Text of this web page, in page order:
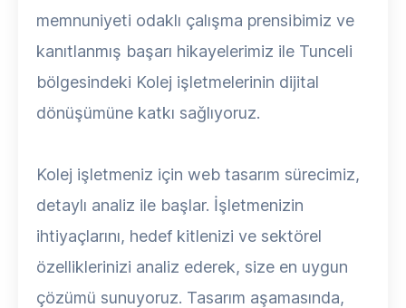
memnuniyeti odaklı çalışma prensibimiz ve
kanıtlanmış başarı hikayelerimiz ile Tunceli
bölgesindeki Kolej işletmelerinin dijital
dönüşümüne katkı sağlıyoruz.
Kolej işletmeniz için web tasarım sürecimiz,
detaylı analiz ile başlar. İşletmenizin
ihtiyaçlarını, hedef kitlenizi ve sektörel
özelliklerinizi analiz ederek, size en uygun
çözümü sunuyoruz. Tasarım aşamasında,